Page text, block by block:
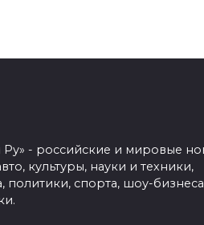
Ру» - российские и мировые
культуры, науки и техники,
политики, спорта, шоу-